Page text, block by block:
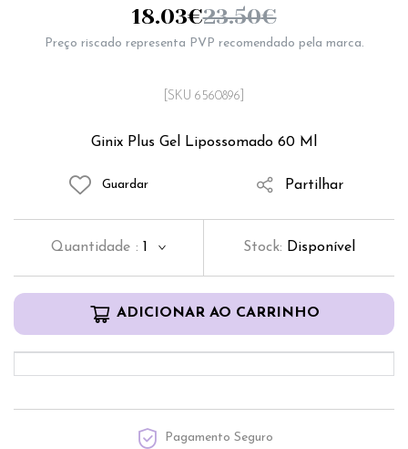
Ginix Plus Gel Lipossomado 60 Ml
[SKU 6560896]
18.03€23.50€
Preço riscado representa PVP recomendado pela marca.
Guardar Partilhar
Quantidade : 1 Stock: Disponível
ADICIONAR AO CARRINHO
Pagamento Seguro